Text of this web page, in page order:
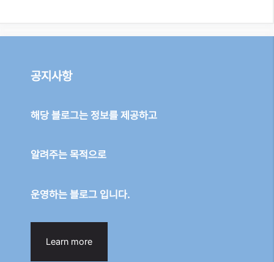
공지사항
해당 블로그는 정보를 제공하고
알려주는 목적으로
운영하는 블로그 입니다.
Learn more